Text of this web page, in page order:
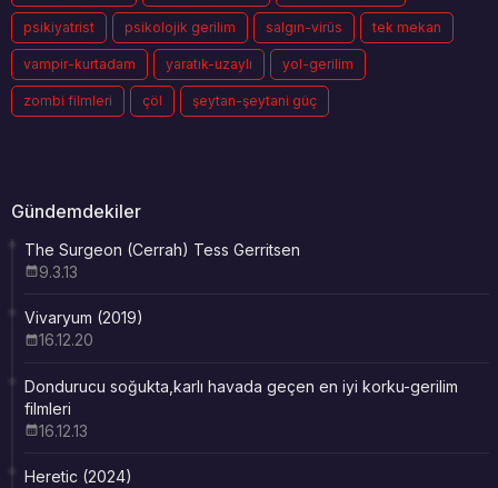
psikiyatrist psikolojik gerilim salgın-virüs tek mekan
vampir-kurtadam yaratık-uzaylı yol-gerilim
zombi filmleri çöl şeytan-şeytani güç
Gündemdekiler
The Surgeon (Cerrah) Tess Gerritsen
9.3.13
Vivaryum (2019)
16.12.20
Dondurucu soğukta,karlı havada geçen en iyi korku-gerilim
filmleri
16.12.13
Heretic (2024)